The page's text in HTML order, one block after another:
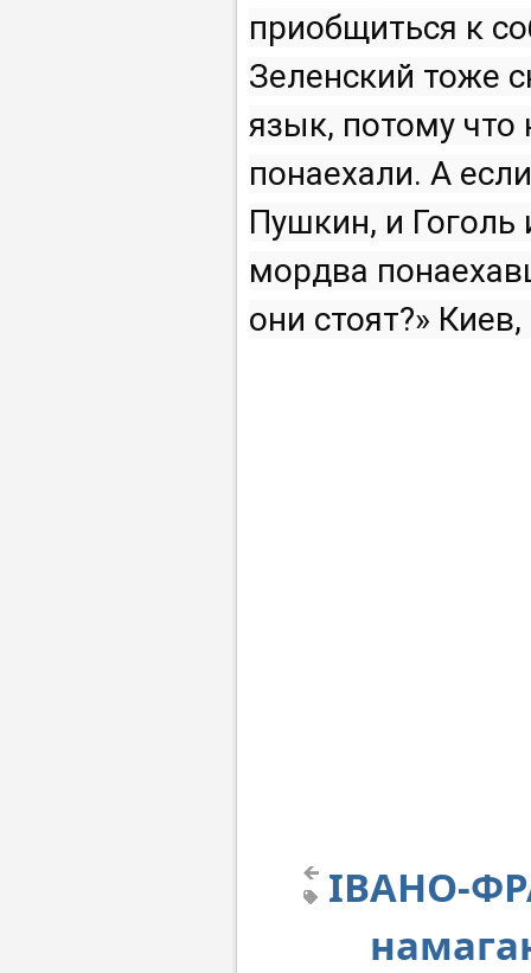
приобщиться к
Зеленский тоже
язык, потому что
понаехали. А
Пушкин, и
мордва
они стоят?»
ІВАНО-